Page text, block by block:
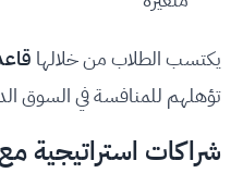
يكتسب الطلاب من خلالها
تؤهلهم للمنافسة في السوق
شراكات استراتيجية